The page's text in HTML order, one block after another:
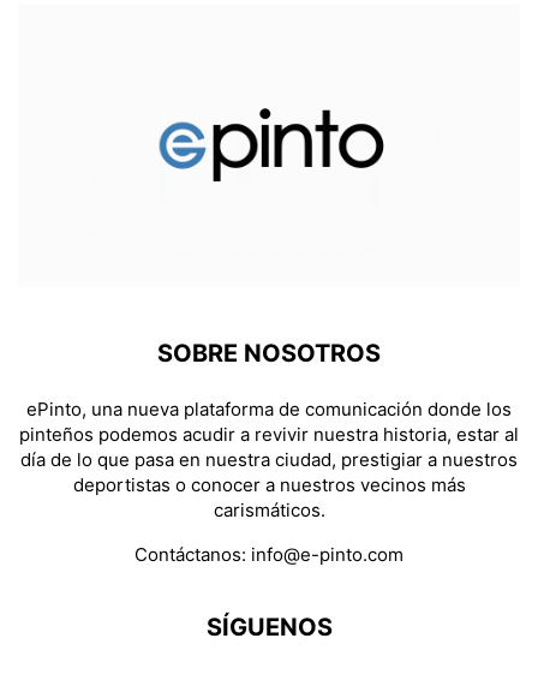
SOBRE NOSOTROS
ePinto, una nueva plataforma de comunicación donde los
pinteños podemos acudir a revivir nuestra historia, estar al
día de lo que pasa en nuestra ciudad, prestigiar a nuestros
deportistas o conocer a nuestros vecinos más
carismáticos.
Contáctanos: info@e-pinto.com
SÍGUENOS